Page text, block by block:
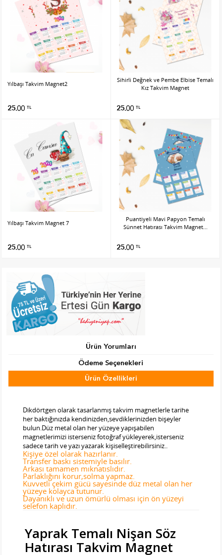
Yılbaşı Takvim Magnet2
25.00 TL
Sihirli Değnek ve Pembe Elbise Temalı
Kız Takvim Magnet
25.00 TL
Yılbaşı Takvim Magnet 7
25.00 TL
Puantiyeli Mavi Papyon Temalı
Sünnet Hatırası Takvim Magnet...
25.00 TL
Ürün Özellikleri
Ürün Yorumları
Ödeme Seçenekleri
Tab Başlık 2
Dikdörtgen olarak tasarlanmış takvim magnetlerle tarihe
her baktığınızda kendinizden,sevdiklerinizden bişeyler
bulun.Düz metal olan her yüzeye yapışabilen
magnetlerimizi isterseniz fotoğraf yükleyerek,isterseniz
sadece tarih ve yazı yazarak kişiselleştirebilirsiniz..
Kişiye özel olarak hazırlanır.
Transfer baskı sistemiyle basılır.
Arkası tamamen mıknatıslıdır.
Parlaklığını korur,solma yapmaz.
Kuvvetli çekim gücü sayesinde düz metal olan her
yüzeye kolayca tutunur.
Dayanıklı ve uzun ömürlü olması için ön yüzeyi
selefon kaplıdır.
Yaprak Temalı Nişan Söz
Hatırası Takvim Magnet